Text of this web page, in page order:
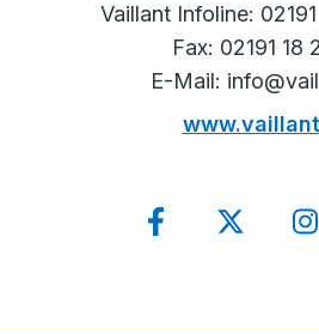
Vaillant Infoline:
Fax: 02191 18
E-Mail: